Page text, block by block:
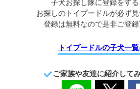
子犬お探し隊に登録をする
お探しのトイプードルが必ず見
登録は無料なので是非ご登録
トイプードルの子犬一
ご家族や友達に紹介して